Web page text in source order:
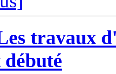
travaux